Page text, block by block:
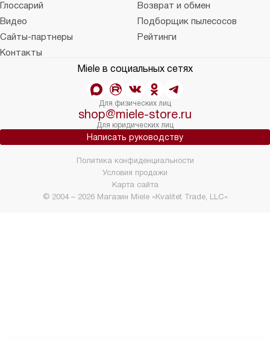
Глоссарий
Возврат и обмен
Видео
Подборщик пылесосов
Сайты-партнеры
Рейтинги
Контакты
Miele в социальных сетях
Для физических лиц
shop@miele-store.ru
Для юридических лиц
Написать руководству
© 2004 – 2026 Магазин Miele «Kvalitet Trade, LLC»
Политика конфиденциальности
Условия продажи
Карта сайта